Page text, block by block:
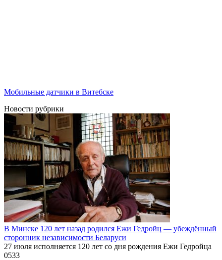
Мобильные датчики в Витебске
Новости рубрики
В Минске 120 лет назад родился Ежи Гедройц — убеждённый
сторонник независимости Беларуси
27 июля исполняется 120 лет со дня рождения Ежи Гедройца
0533